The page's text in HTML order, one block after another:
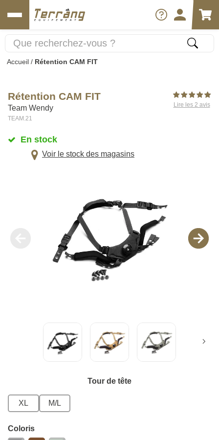
Accueil / Rétention CAM FIT
Rétention CAM FIT
Team Wendy
TEAM.21
Lire les 2 avis
En stock
Voir le stock des magasins
Tour de tête
XL M/L
Coloris